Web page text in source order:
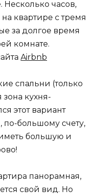
часов,
квартире с тремя
за долгое время
комнате.
Airbnb
спальни (только
кухня-
этот вариант
по-большому счету,
большую и
панорамная,
свой вид. Но